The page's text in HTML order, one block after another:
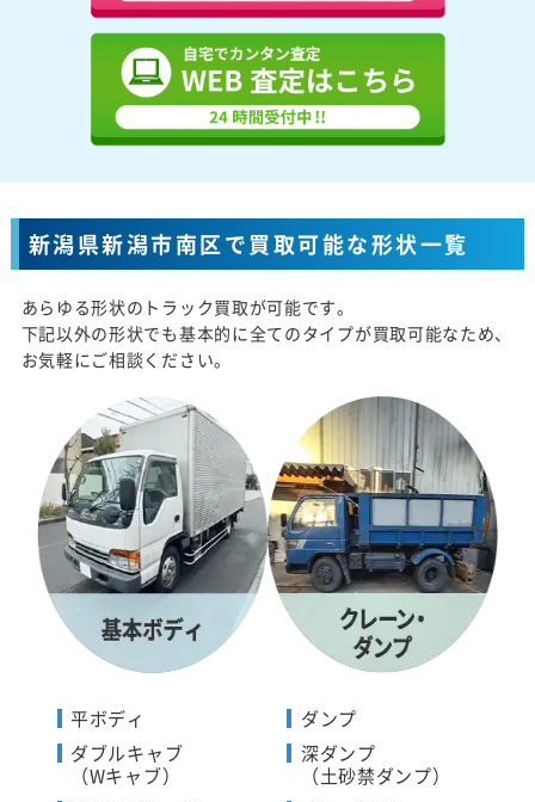
新潟県新潟市南区で買取可能な形状一覧
あらゆる形状のトラック買取が可能です。
下記以外の形状でも基本的に全てのタイプが買取可能なため、
お気軽にご相談ください。
平ボディ
ダブルキャブ
（Wキャブ）
ダンプ
深ダンプ
（土砂禁ダンプ）